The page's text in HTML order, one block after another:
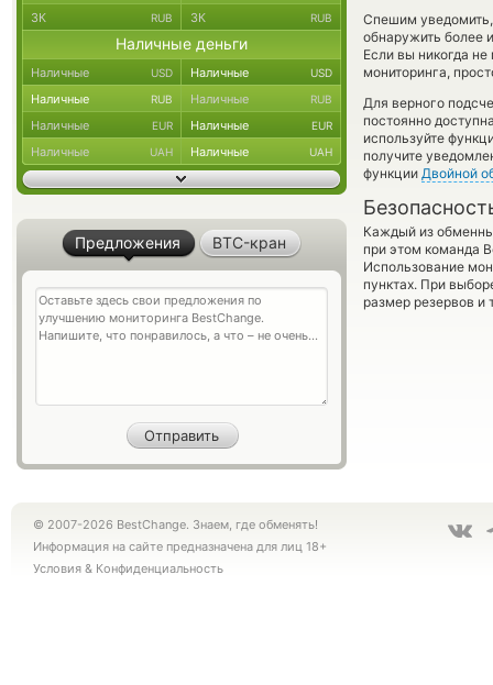
Спешим
обнаружить более
Если вы никогда
мониторинга,
Для верного
постоянно
используйте
получите
функции Двойной
Каждый из
при этом команда
Использование
пунктах. При
размер резервов и
ЗК RUB ЗК RUB
Наличные деньги
Наличные USD Наличные USD
Наличные RUB Наличные RUB
Наличные EUR Наличные EUR
Наличные UAH Наличные UAH
Предложения BTC-кран
© 2007-2026 BestChange. Знаем, где обменять!
Информация на сайте предназначена для лиц 18+
Условия & Конфиденциальность